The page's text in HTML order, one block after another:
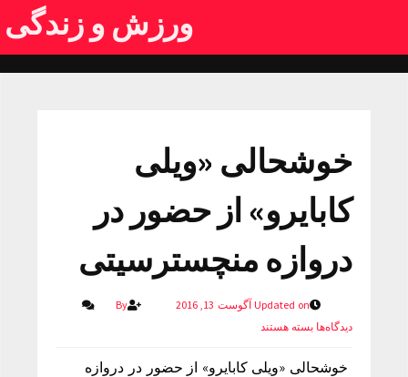
ورزش و زندگی
خوشحالی «ویلی
کابایرو» از حضور در
دروازه منچسترسیتی
Updated on آگوست 13, 2016
By
دیدگاه‌هابسته هستند
خوشحالی «ویلی کابایرو» از حضور در دروازه